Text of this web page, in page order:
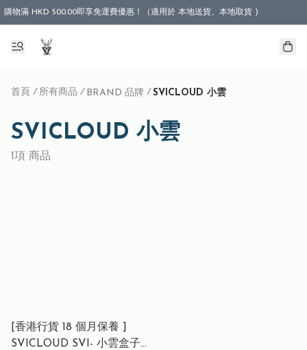
購物滿 HKD 500.00即享免運費優惠！（適用於 本地送貨、本地取貨 )
首頁 / 所有商品 / BRAND 品牌 / SVICLOUD 小雲
SVICLOUD 小雲
1項 商品
[香港行貨 18 個月保養 ]
SVICLOUD SVI- 小雲盒子